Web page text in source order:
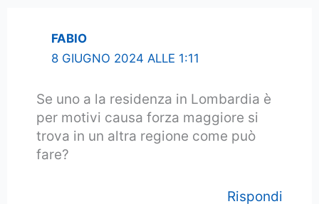
FABIO
8 GIUGNO 2024 ALLE 1:11
Se uno a la residenza in Lombardia è
per motivi causa forza maggiore si
trova in un altra regione come può
fare?
Rispondi